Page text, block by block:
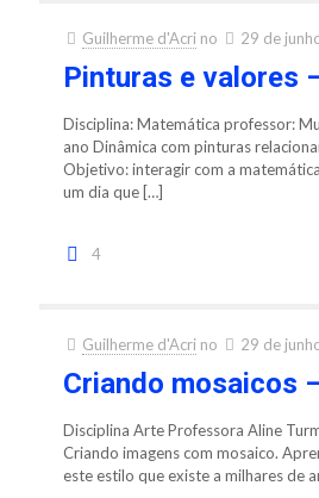
Guilherme d'Acri no 29 de
Pinturas e valores
Disciplina: Matemática professor:
ano Dinâmica com pinturas
Objetivo: interagir com a
um dia que […]
4
Guilherme d'Acri no 29 de
Criando mosaicos
Disciplina Arte Professora Aline
Criando imagens com mosaico.
este estilo que existe a milhares de